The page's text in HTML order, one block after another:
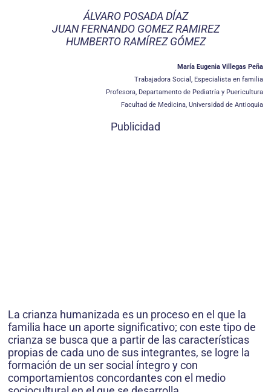
ÁLVARO POSADA DÍAZ
JUAN FERNANDO GOMEZ RAMIREZ
HUMBERTO RAMÍREZ GÓMEZ
María Eugenia Villegas Peña
Trabajadora Social, Especialista en familia
Profesora, Departamento de Pediatría y Puericultura
Facultad de Medicina, Universidad de Antioquia
Publicidad
La crianza humanizada es un proceso en el que la
familia hace un aporte significativo; con este tipo de
crianza se busca que a partir de las características
propias de cada uno de sus integrantes, se logre la
formación de un ser social íntegro y con
comportamientos concordantes con el medio